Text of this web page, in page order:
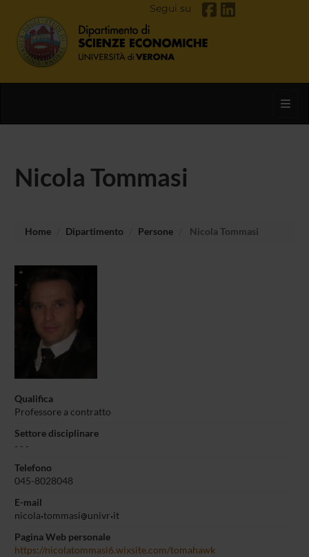
Segui su
Nicola Tommasi
Home Dipartimento Persone Nicola Tommasi
Qualifica
Professore a contratto
Settore disciplinare
- - -
Telefono
045-8028048
E-mail
nicola tommasi univr it
Pagina Web personale
https://nicolatommasi6.wixsite.com/tomahawk